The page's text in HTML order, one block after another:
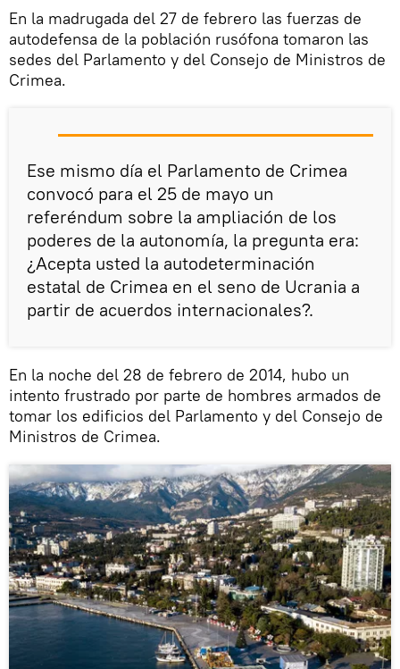
En la madrugada del 27 de febrero las fuerzas de
autodefensa de la población rusófona tomaron las
sedes del Parlamento y del Consejo de Ministros de
Crimea.
Ese mismo día el Parlamento de Crimea
convocó para el 25 de mayo un
referéndum sobre la ampliación de los
poderes de la autonomía, la pregunta era:
¿Acepta usted la autodeterminación
estatal de Crimea en el seno de Ucrania a
partir de acuerdos internacionales?.
En la noche del 28 de febrero de 2014, hubo un
intento frustrado por parte de hombres armados de
tomar los edificios del Parlamento y del Consejo de
Ministros de Crimea.